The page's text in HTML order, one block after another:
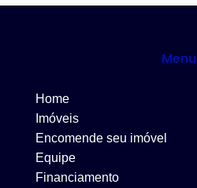
Menu
Home
Imóveis
Encomende seu imóvel
Equipe
Financiamento